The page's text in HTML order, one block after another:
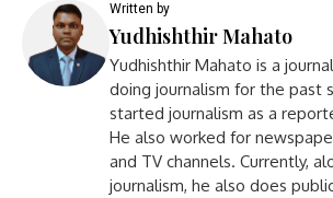
Written by
Yudhishthir Mahato
Yudhishthir Mahato is a
doing journalism for the past
started journalism as a
He also worked for
and TV channels. Currently,
journalism, he also does